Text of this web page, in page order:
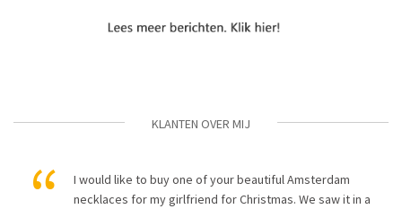
KLANTEN OVER MIJ
I would like to buy one of your beautiful Amsterdam
necklaces for my girlfriend for Christmas. We saw it in a